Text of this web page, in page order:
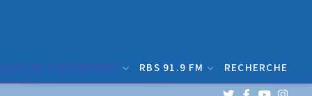
DE STRASBOURG RBS 91.9 FM RECHERCHE